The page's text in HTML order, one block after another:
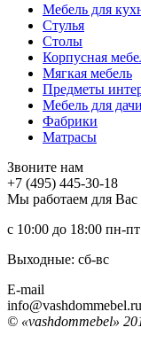
Мебель для
Стулья
Столы
Корпусная
Мягкая мебель
Предметы
Мебель для дачи
Фабрики
Матраcы
Звоните нам
+7 (495) 445-30-18
Мы работаем для Вас
с 10:00 до 18:00 пн-пт
Выходные: сб-вc
E-mail
info@vashdommebel.ru
© «vashdommebel»